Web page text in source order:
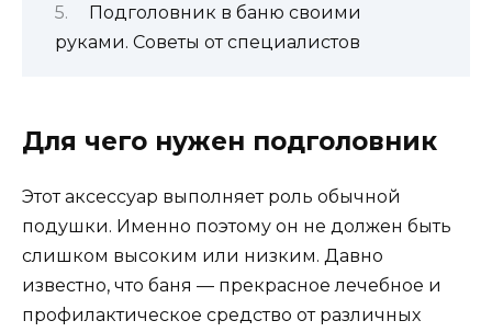
Подголовник в баню своими
руками. Советы от специалистов
Для чего нужен подголовник
Этот аксессуар выполняет роль обычной
подушки. Именно поэтому он не должен быть
слишком высоким или низким. Давно
известно, что баня — прекрасное лечебное и
профилактическое средство от различных